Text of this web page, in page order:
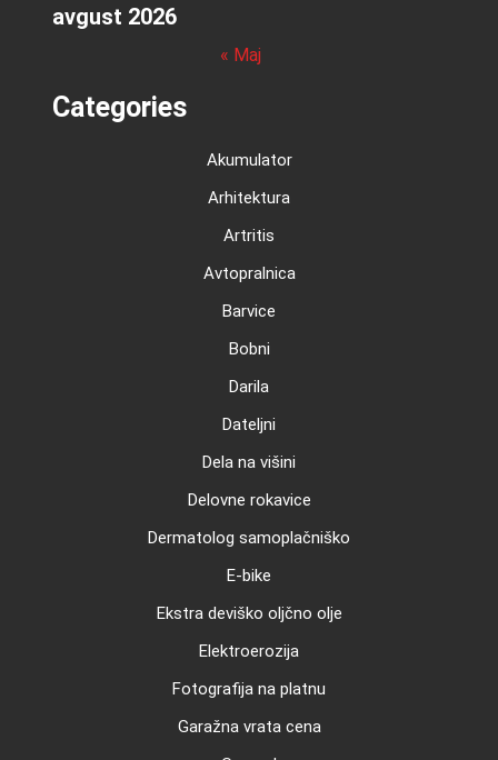
avgust 2026
« Maj
Categories
Akumulator
Arhitektura
Artritis
Avtopralnica
Barvice
Bobni
Darila
Dateljni
Dela na višini
Delovne rokavice
Dermatolog samoplačniško
E-bike
Ekstra deviško oljčno olje
Elektroerozija
Fotografija na platnu
Garažna vrata cena